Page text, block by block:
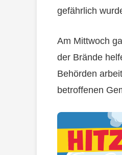
gefährlich
Am Mittwoch
der Brände
Behörden
betroffenen